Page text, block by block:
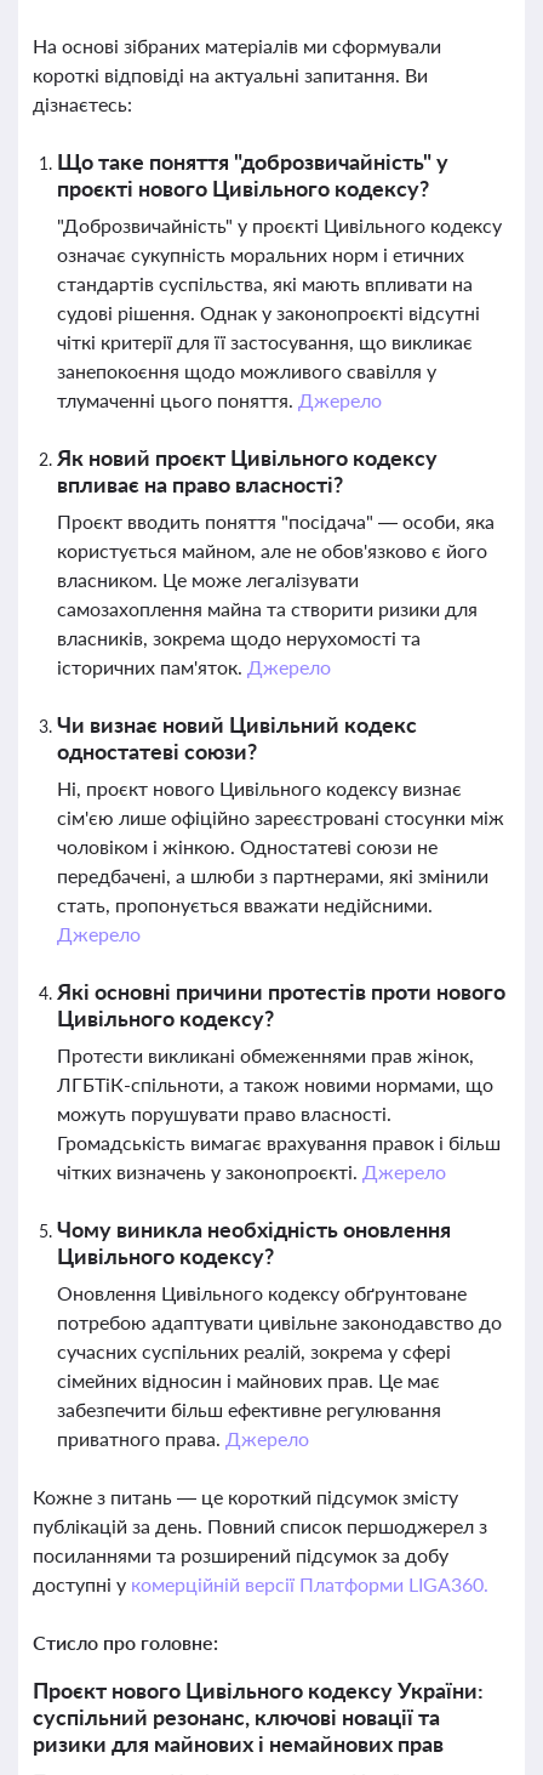
На основі зібраних матеріалів ми сформували
короткі відповіді на актуальні запитання. Ви
дізнаєтесь:
Що таке поняття "доброзвичайність" у
проєкті нового Цивільного кодексу?
"Доброзвичайність" у проєкті Цивільного кодексу
означає сукупність моральних норм і етичних
стандартів суспільства, які мають впливати на
судові рішення. Однак у законопроєкті відсутні
чіткі критерії для її застосування, що викликає
занепокоєння щодо можливого свавілля у
тлумаченні цього поняття. Джерело
Як новий проєкт Цивільного кодексу
впливає на право власності?
Проєкт вводить поняття "посідача" — особи, яка
користується майном, але не обов'язково є його
власником. Це може легалізувати
самозахоплення майна та створити ризики для
власників, зокрема щодо нерухомості та
історичних пам'яток. Джерело
Чи визнає новий Цивільний кодекс
одностатеві союзи?
Ні, проєкт нового Цивільного кодексу визнає
сім'єю лише офіційно зареєстровані стосунки між
чоловіком і жінкою. Одностатеві союзи не
передбачені, а шлюби з партнерами, які змінили
стать, пропонується вважати недійсними.
Джерело
Які основні причини протестів проти нового
Цивільного кодексу?
Протести викликані обмеженнями прав жінок,
ЛГБТіК-спільноти, а також новими нормами, що
можуть порушувати право власності.
Громадськість вимагає врахування правок і більш
чітких визначень у законопроєкті. Джерело
Чому виникла необхідність оновлення
Цивільного кодексу?
Оновлення Цивільного кодексу обґрунтоване
потребою адаптувати цивільне законодавство до
сучасних суспільних реалій, зокрема у сфері
сімейних відносин і майнових прав. Це має
забезпечити більш ефективне регулювання
приватного права. Джерело
Кожне з питань — це короткий підсумок змісту
публікацій за день. Повний список першоджерел з
посиланнями та розширений підсумок за добу
доступні у комерційній версії Платформи LIGA360.
Стисло про головне:
Проєкт нового Цивільного кодексу України:
суспільний резонанс, ключові новації та
ризики для майнових і немайнових прав